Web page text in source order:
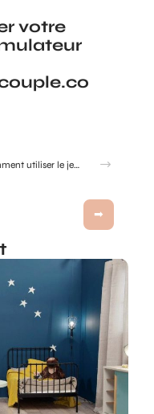
votre
Annonce, jeu concours, fidélité… comment utiliser le jeu à gratter personnalisé ?